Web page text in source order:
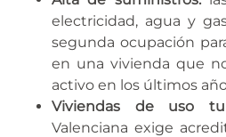
electricidad, agua y
segunda ocupación
en una vivienda que
activo en los últimos
Viviendas de uso
Valenciana exige